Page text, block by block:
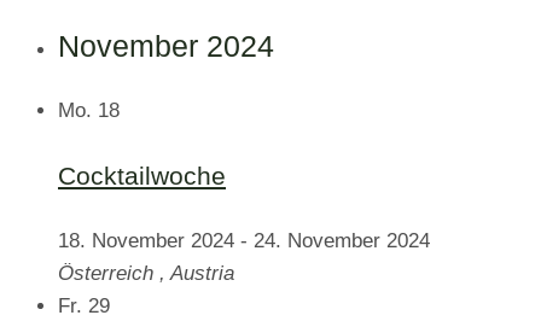
November 2024
Mo. 18
Cocktailwoche
18. November 2024 - 24. November 2024
Österreich , Austria
Fr. 29